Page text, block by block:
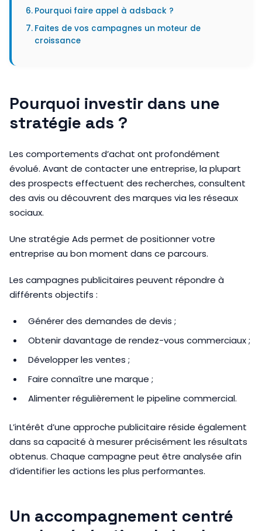
Pourquoi faire appel à adsback ?
Faites de vos campagnes un moteur de
croissance
Pourquoi investir dans une
stratégie ads ?
Les comportements d’achat ont profondément
évolué. Avant de contacter une entreprise, la plupart
des prospects effectuent des recherches, consultent
des avis ou découvrent des marques via les réseaux
sociaux.
Une stratégie Ads permet de positionner votre
entreprise au bon moment dans ce parcours.
Les campagnes publicitaires peuvent répondre à
différents objectifs :
Générer des demandes de devis ;
Obtenir davantage de rendez-vous commerciaux ;
Développer les ventes ;
Faire connaître une marque ;
Alimenter régulièrement le pipeline commercial.
L’intérêt d’une approche publicitaire réside également
dans sa capacité à mesurer précisément les résultats
obtenus. Chaque campagne peut être analysée afin
d’identifier les actions les plus performantes.
Un accompagnement centré